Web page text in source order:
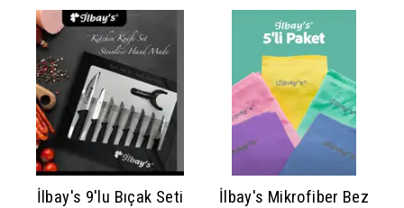
İlbay's 9'lu Bıçak Seti
İlbay's Mikrofiber Bez